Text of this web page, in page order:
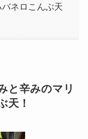
ネロこんぶ天
と辛みのマリ
天！